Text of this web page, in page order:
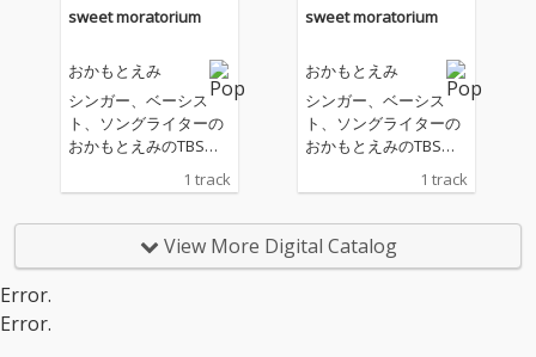
sweet moratorium
おかもとえみ
シンガー、ベーシス
ト、ソングライターの
おかもとえみのTBS深
ラトリアム」の書き下
かもとえみらしい、メ
ロウでチルな雰囲気漂
1 track
sweet moratorium
おかもとえみ
シンガー、ベーシス
ト、ソングライターの
おかもとえみのTBS深
夜ドラマ「スイートモ
ラトリアム」の書き下
かもとえみらしい、メ
ロウでチルな雰囲気漂
1 track
View More Digital Catalog
Error.
Error.